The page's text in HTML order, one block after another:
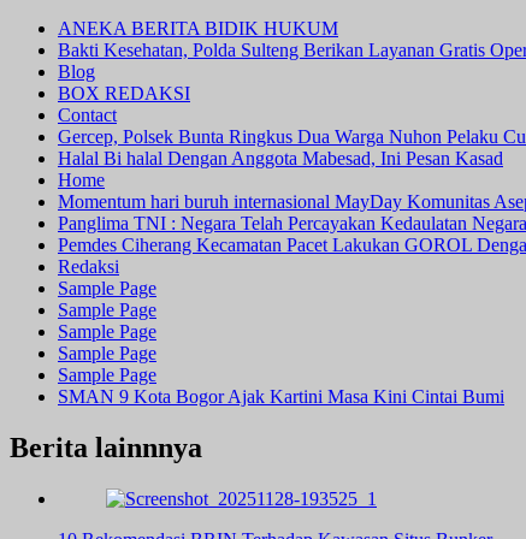
ANEKA BERITA BIDIK HUKUM
Bakti Kesehatan, Polda Sulteng Berikan Layanan Gratis
Blog
BOX REDAKSI
Contact
Gercep, Polsek Bunta Ringkus Dua Warga Nuhon Pelaku
Halal Bi halal Dengan Anggota Mabesad, Ini Pesan Kasad
Home
Momentum hari buruh internasional MayDay Komunitas
Panglima TNI : Negara Telah Percayakan Kedaulatan
Pemdes Ciherang Kecamatan Pacet Lakukan GOROL
Redaksi
Sample Page
Sample Page
Sample Page
Sample Page
Sample Page
SMAN 9 Kota Bogor Ajak Kartini Masa Kini Cintai Bumi
Berita lainnnya